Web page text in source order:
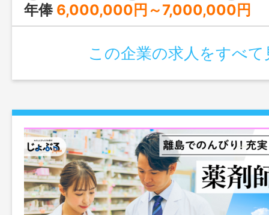
年俸 6,000,000円～7,000,000円 [月給換算] 基本給：460,000円～523,334円 固定残業代：40,000円～
この企業の求人をすべて